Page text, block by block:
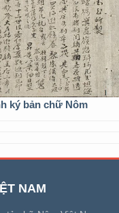
ký bản chữ Nôm
NAM